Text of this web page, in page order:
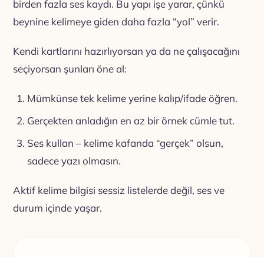
birden fazla ses kaydı. Bu yapı işe yarar, çünkü
beynine kelimeye giden daha fazla “yol” verir.
Kendi kartlarını hazırlıyorsan ya da ne çalışacağını
seçiyorsan şunları öne al:
Mümkünse tek kelime yerine kalıp/ifade öğren.
Gerçekten anladığın en az bir örnek cümle tut.
Ses kullan – kelime kafanda “gerçek” olsun,
sadece yazı olmasın.
Aktif kelime bilgisi sessiz listelerde değil, ses ve
durum içinde yaşar.